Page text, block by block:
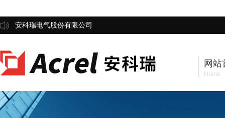
安科瑞电气股份有限公司
网站
Home